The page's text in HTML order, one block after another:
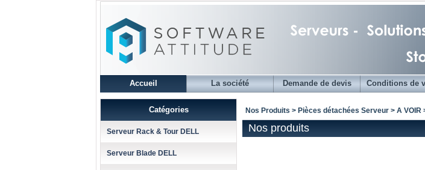
Accueil La société Demande de devis Conditions de
Catégories
Serveur Rack & Tour DELL
Serveur Blade DELL
Nos Produits > Pièces détachées Serveur > A VOIR
Nos produits